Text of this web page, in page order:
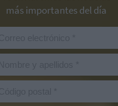
más importantes del día